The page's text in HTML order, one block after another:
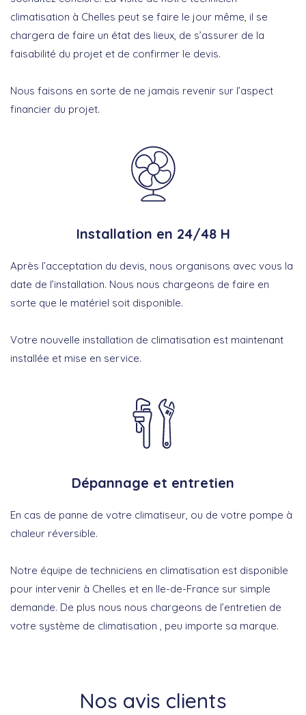
climatisation à Chelles peut se faire le jour même, il se
chargera de faire un état des lieux, de s’assurer de la
faisabilité du projet et de confirmer le devis.
Nous faisons en sorte de ne jamais revenir sur l’aspect
financier du projet.
Installation en 24/48 H
Après l’acceptation du devis, nous organisons avec vous la
date de l’installation. Nous nous chargeons de faire en
sorte que le matériel soit disponible.
Votre nouvelle installation de climatisation est maintenant
installée et mise en service.
Dépannage et entretien
En cas de panne de votre climatiseur, ou de votre pompe à
chaleur réversible.
Notre équipe de techniciens en climatisation est disponible
pour intervenir à Chelles et en Ile-de-France sur simple
demande. De plus nous nous chargeons de l’entretien de
votre système de climatisation , peu importe sa marque.
Nos avis clients